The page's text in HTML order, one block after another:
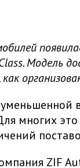
Модель
многих
ZIF